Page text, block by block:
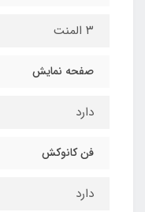
۳ المنت
صفحه نمایش
دارد
فن کانوکش
دارد